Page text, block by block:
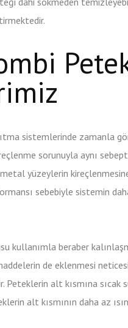
sistemlerinde zamanla
sorunuyla aynı
yüzeylerin
sebebiyle sistemin
kullanımla beraber
de eklenmesi
alt kısmına sıcak
alt kısmının daha az